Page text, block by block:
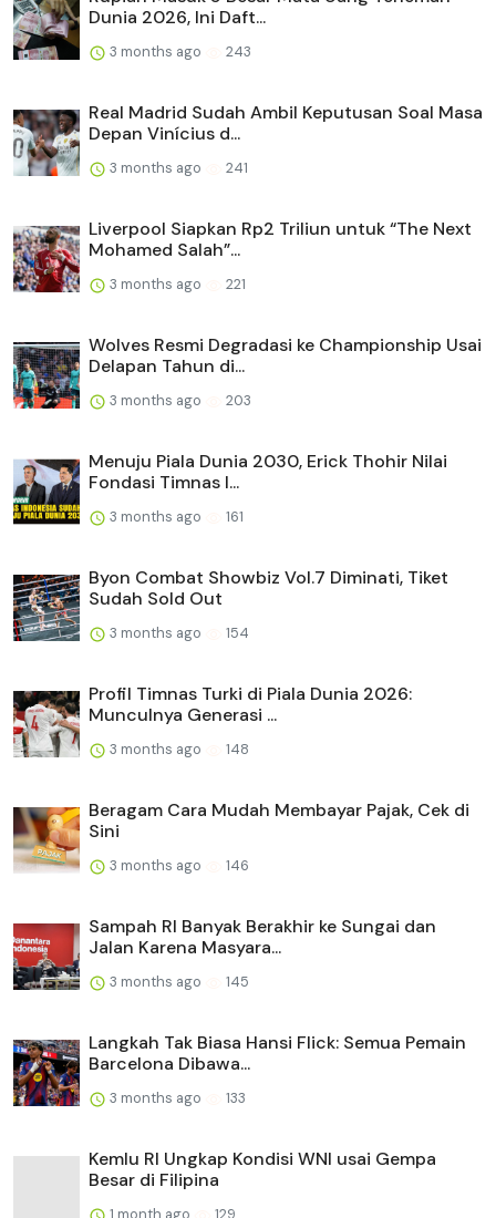
Dunia 2026, Ini Daft...
3 months ago 243
Real Madrid Sudah Ambil Keputusan Soal Masa
Depan Vinícius d...
3 months ago 241
Liverpool Siapkan Rp2 Triliun untuk “The Next
Mohamed Salah”...
3 months ago 221
Wolves Resmi Degradasi ke Championship Usai
Delapan Tahun di...
3 months ago 203
Menuju Piala Dunia 2030, Erick Thohir Nilai
Fondasi Timnas I...
3 months ago 161
Byon Combat Showbiz Vol.7 Diminati, Tiket
Sudah Sold Out
3 months ago 154
Profil Timnas Turki di Piala Dunia 2026:
Munculnya Generasi ...
3 months ago 148
Beragam Cara Mudah Membayar Pajak, Cek di
Sini
3 months ago 146
Sampah RI Banyak Berakhir ke Sungai dan
Jalan Karena Masyara...
3 months ago 145
Langkah Tak Biasa Hansi Flick: Semua Pemain
Barcelona Dibawa...
3 months ago 133
Kemlu RI Ungkap Kondisi WNI usai Gempa
Besar di Filipina